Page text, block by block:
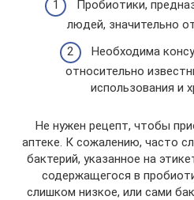
Пробиотики,
людей, значительно
Необходима
относительно
использования и
Не нужен рецепт, чтобы
аптеке. К сожалению, часто
бактерий, указанное на
содержащегося в
слишком низкое, или сами